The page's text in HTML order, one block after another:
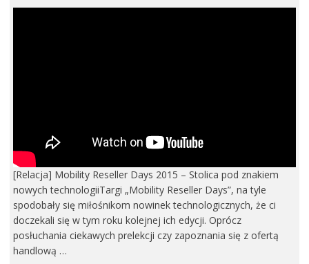
[Relacja] Mobility Reseller Days 2015 – Stolica pod znakiem
nowych technologiiTargi „Mobility Reseller Days”, na tyle
spodobały się miłośnikom nowinek technologicznych, że ci
doczekali się w tym roku kolejnej ich edycji. Oprócz
posłuchania ciekawych prelekcji czy zapoznania się z ofertą
handlową …